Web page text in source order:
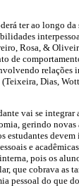
ter ao longo
Rosa, &
de
relações
Dias,
vai se integrar
gerindo
estudantes
e
pois os
que cobrava as
pessoal do que